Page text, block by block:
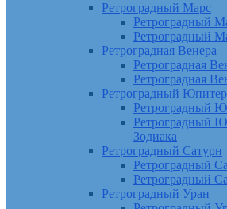
Ретроградный Марс
Ретроградный
Ретроградный
Ретроградная Венера
Ретроградная
Ретроградная
Ретроградный Юпитер
Ретроградный
Ретроградный
Зодиака
Ретроградный Сатурн
Ретроградный
Ретроградный
Ретроградный Уран